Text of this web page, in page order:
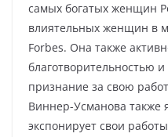
самых богатых женщин
влиятельных женщин в
Forbes. Она также
благотворительностью
признание за свою
Виннер-Усманова также
экспонирует свои